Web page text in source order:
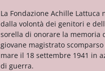
La Fondazione Achille Lattuca
dalla volontà dei genitori e
sorella di onorare la memoria
giovane magistrato
mare il 18 settembre 1941 in
di guerra.